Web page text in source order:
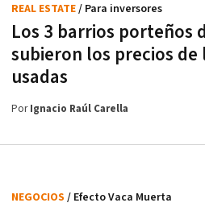
Los 3 barrios porteños
subieron los precios de
usadas
REAL ESTATE/ Para inversores
PorIgnacio Raúl Carella
NEGOCIOS / Efecto Vaca Muerta